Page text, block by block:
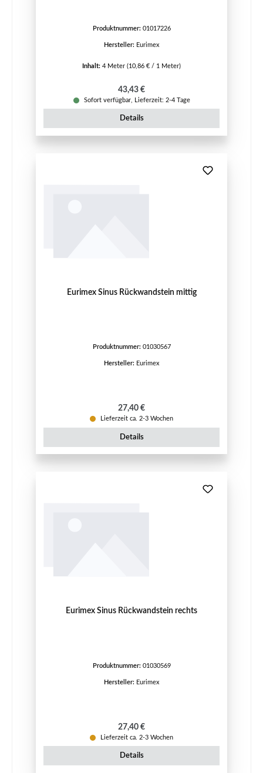
Produktnummer: 01017226
Hersteller: Eurimex
Inhalt: 4 Meter (10,86 € / 1 Meter)
Regulärer Preis:
43,43 €
Sofort verfügbar, Lieferzeit: 2-4 Tage
Details
Eurimex Sinus Rückwandstein mittig
Produktnummer: 01030567
Hersteller: Eurimex
Regulärer Preis:
27,40 €
Lieferzeit ca. 2-3 Wochen
Details
Eurimex Sinus Rückwandstein rechts
Produktnummer: 01030569
Hersteller: Eurimex
Regulärer Preis:
27,40 €
Lieferzeit ca. 2-3 Wochen
Details